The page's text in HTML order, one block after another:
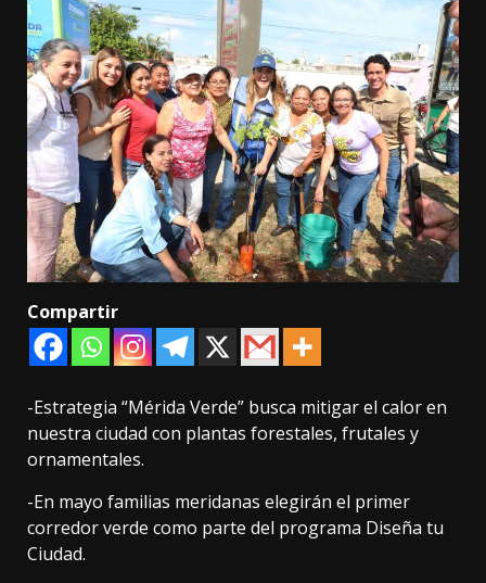
Compartir
-Estrategia “Mérida Verde” busca mitigar el calor en
nuestra ciudad con plantas forestales, frutales y
ornamentales.
-En mayo familias meridanas elegirán el primer
corredor verde como parte del programa Diseña tu
Ciudad.